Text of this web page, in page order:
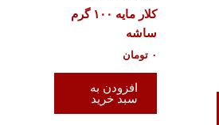
کلار مایه ۱۰۰ گرم
ساشه
۰ تومان
افزودن به
سبد خرید